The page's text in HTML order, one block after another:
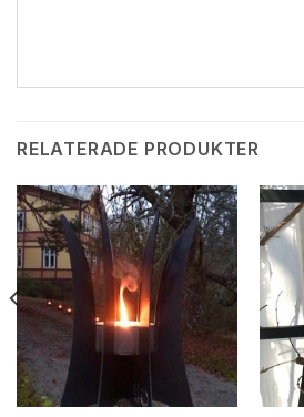
RELATERADE PRODUKTER